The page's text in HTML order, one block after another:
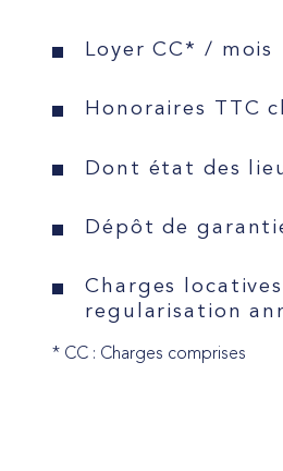
Loyer CC* / mois
Honoraires TTC
Dont état des
Dépôt de
Charges
regularisation
* CC : Charges comprises